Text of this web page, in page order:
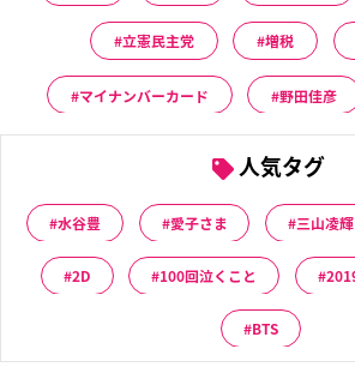
立憲民主党 増税
マイナンバーカード 野田佳彦
人気タグ
水谷豊 愛子さま 三山凌輝
2D 100回泣くこと
BTS